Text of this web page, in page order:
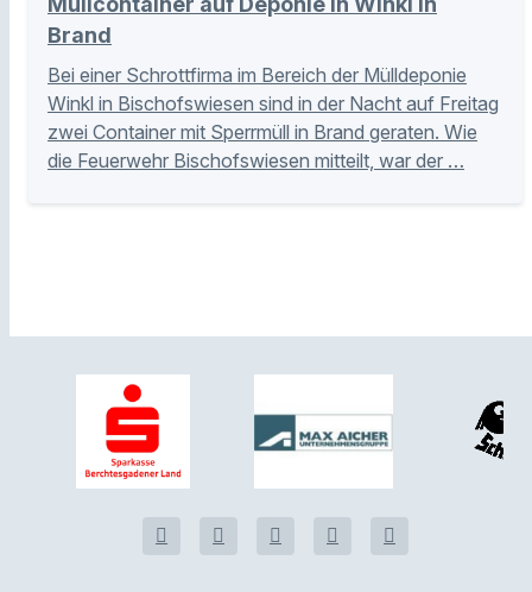
Brand
Bei einer Schrottfirma im Bereich der Mülldeponie
Winkl in Bischofswiesen sind in der Nacht auf Freitag
zwei Container mit Sperrmüll in Brand geraten. Wie
die Feuerwehr Bischofswiesen mitteilt, war der …